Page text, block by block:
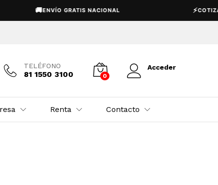
ENVÍO GRATIS NACIONAL
TELÉFONO
81 1550 3100 0
Acceder
Renta Contacto